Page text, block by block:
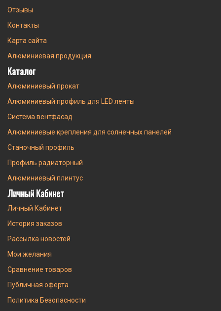
Отзывы
Контакты
Карта сайта
Алюминиевая продукция
Каталог
Алюминиевый прокат
Алюминиевый профиль для LED ленты
Система вентфасад
Алюминиевые крепления для солнечных панелей
Станочный профиль
Профиль радиаторный
Алюминиевый плинтус
Личный Кабинет
Личный Кабинет
История заказов
Рассылка новостей
Мои желания
Сравнение товаров
Публичная оферта
Политика Безопасности